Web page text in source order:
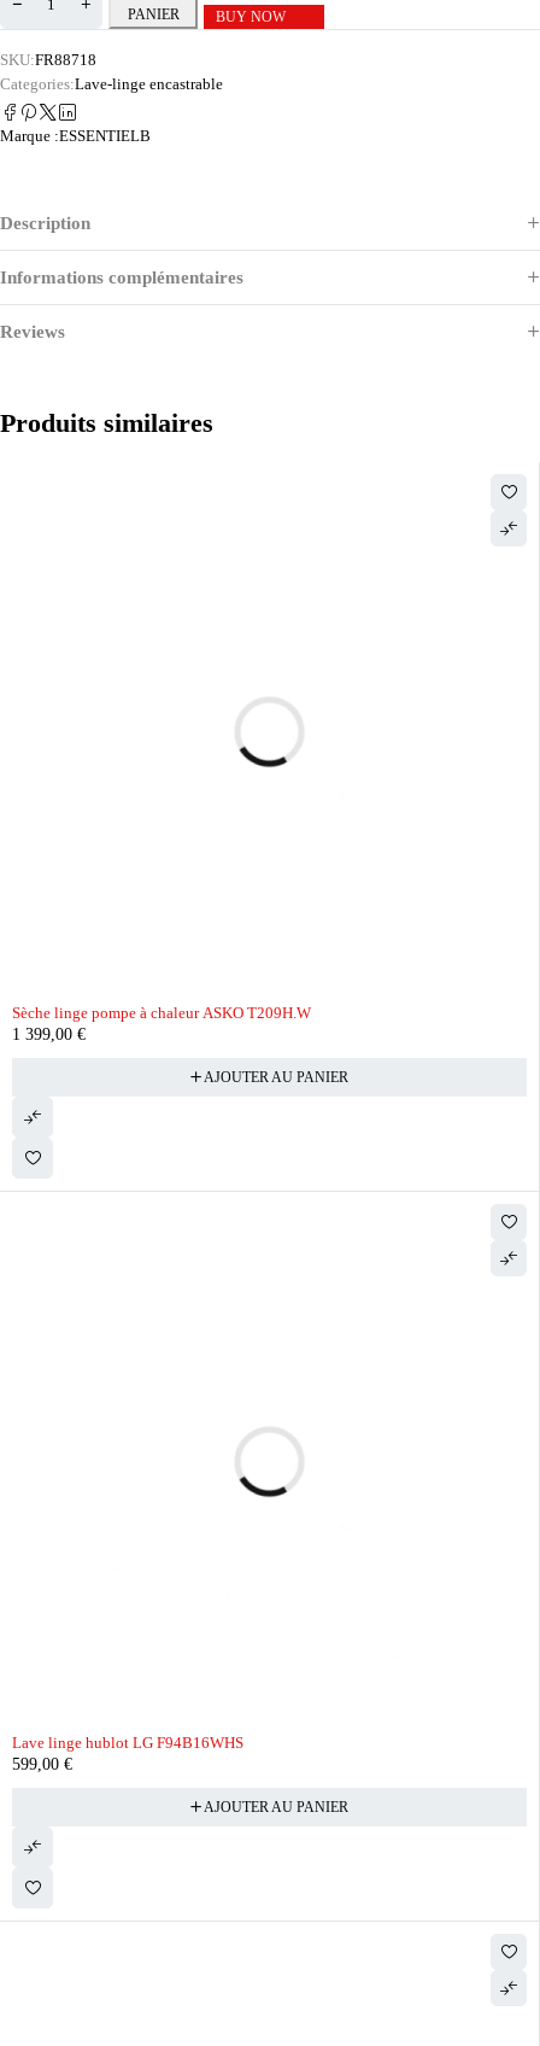
PANIER
BUY NOW
SKU:FR88718
Categories:Lave-linge encastrable
Marque :ESSENTIELB
Description
Informations complémentaires
Reviews
Produits similaires
Sèche linge pompe à chaleur ASKO T209H.W
1 399,00 €
AJOUTER AU PANIER
Lave linge hublot LG F94B16WHS
599,00 €
AJOUTER AU PANIER